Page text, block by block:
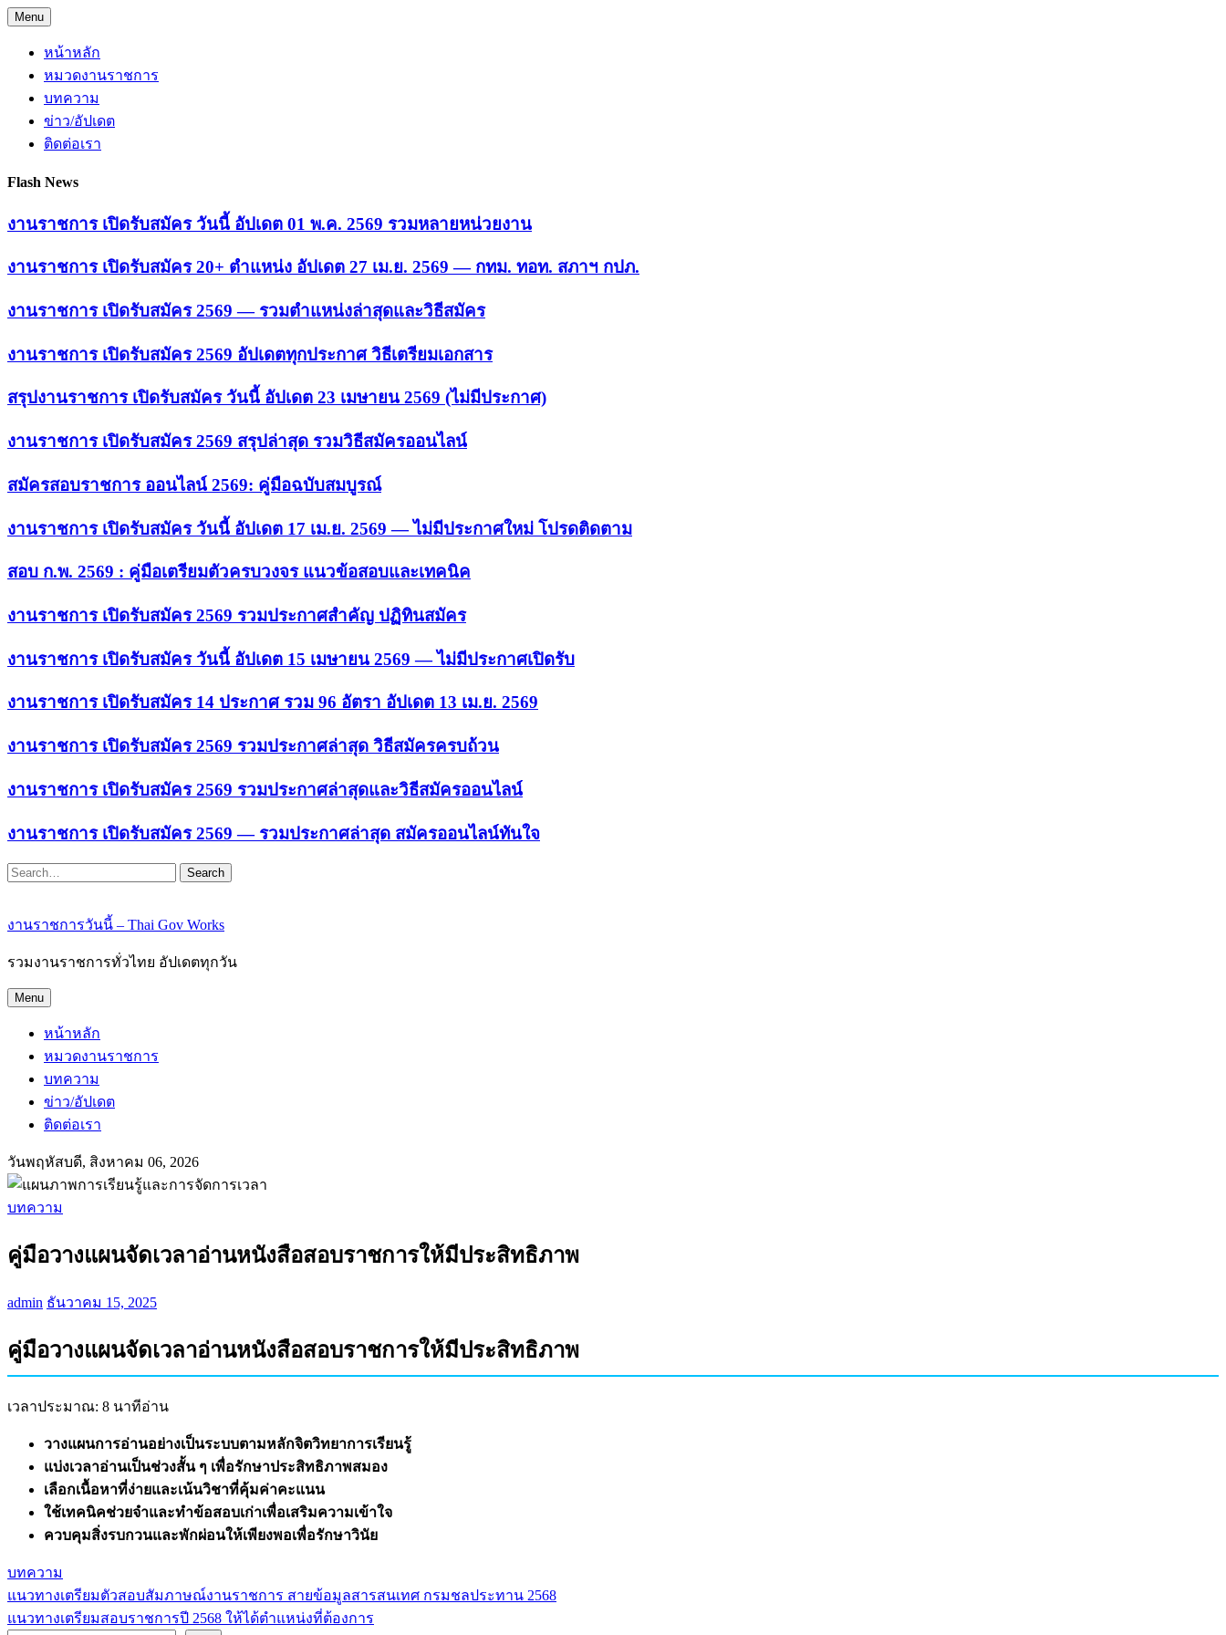
Skip
to
content
Menu
หน้าหลัก
หมวดงานราชการ
บทความ
ข่าว/อัปเดต
ติดต่อเรา
Flash News
งานราชการ เปิดรับสมัคร วันนี้ อัปเดต 01 พ.ค. 2569 รวมหลายหน่วยงาน
งานราชการ เปิดรับสมัคร 20+ ตำแหน่ง อัปเดต 27 เม.ย. 2569 — กทม. ทอท. สภาฯ กปภ.
งานราชการ เปิดรับสมัคร 2569 — รวมตำแหน่งล่าสุดและวิธีสมัคร
งานราชการ เปิดรับสมัคร 2569 อัปเดตทุกประกาศ วิธีเตรียมเอกสาร
สรุปงานราชการ เปิดรับสมัคร วันนี้ อัปเดต 23 เมษายน 2569 (ไม่มีประกาศ)
งานราชการ เปิดรับสมัคร 2569 สรุปล่าสุด รวมวิธีสมัครออนไลน์
สมัครสอบราชการ ออนไลน์ 2569: คู่มือฉบับสมบูรณ์
งานราชการ เปิดรับสมัคร วันนี้ อัปเดต 17 เม.ย. 2569 — ไม่มีประกาศใหม่ โปรดติดตาม
สอบ ก.พ. 2569 : คู่มือเตรียมตัวครบวงจร แนวข้อสอบและเทคนิค
งานราชการ เปิดรับสมัคร 2569 รวมประกาศสำคัญ ปฏิทินสมัคร
งานราชการ เปิดรับสมัคร วันนี้ อัปเดต 15 เมษายน 2569 — ไม่มีประกาศเปิดรับ
งานราชการ เปิดรับสมัคร 14 ประกาศ รวม 96 อัตรา อัปเดต 13 เม.ย. 2569
งานราชการ เปิดรับสมัคร 2569 รวมประกาศล่าสุด วิธีสมัครครบถ้วน
งานราชการ เปิดรับสมัคร 2569 รวมประกาศล่าสุดและวิธีสมัครออนไลน์
งานราชการ เปิดรับสมัคร 2569 — รวมประกาศล่าสุด สมัครออนไลน์ทันใจ
Search
งานราชการวันนี้ – Thai Gov Works
รวมงานราชการทั่วไทย อัปเดตทุกวัน
Menu
หน้าหลัก
หมวดงานราชการ
บทความ
ข่าว/อัปเดต
ติดต่อเรา
วันพฤหัสบดี, สิงหาคม 06, 2026
บทความ
คู่มือวางแผนจัดเวลาอ่านหนังสือสอบราชการให้มีประสิทธิภาพ
admin ธันวาคม 15, 2025
คู่มือวางแผนจัดเวลาอ่านหนังสือสอบราชการให้มีประสิทธิภาพ
เวลาประมาณ: 8 นาทีอ่าน
วางแผนการอ่านอย่างเป็นระบบตามหลักจิตวิทยาการเรียนรู้
แบ่งเวลาอ่านเป็นช่วงสั้น ๆ เพื่อรักษาประสิทธิภาพสมอง
เลือกเนื้อหาที่ง่ายและเน้นวิชาที่คุ้มค่าคะแนน
ใช้เทคนิคช่วยจำและทำข้อสอบเก่าเพื่อเสริมความเข้าใจ
ควบคุมสิ่งรบกวนและพักผ่อนให้เพียงพอเพื่อรักษาวินัย
บทความ
แนะแนว
แนวทางเตรียมตัวสอบสัมภาษณ์งานราชการ สายข้อมูลสารสนเทศ กรมชลประทาน 2568
แนวทางเตรียมสอบราชการปี 2568 ให้ได้ตำแหน่งที่ต้องการ